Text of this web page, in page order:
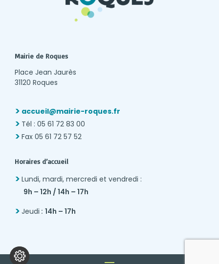
Mairie de Roques
Place Jean Jaurès
31120 Roques
accueil@mairie-roques.fr
Tél : 05 61 72 83 00
Fax 05 61 72 57 52
Horaires d’accueil
Lundi, mardi, mercredi et vendredi :
9h – 12h / 14h – 17h
Jeudi: 14h – 17h